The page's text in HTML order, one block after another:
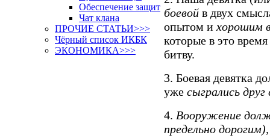
Обеспечение защит
Чат клана
ПРОЧИЕ СТАТЬИ>>>
Чёрный список ИКБК
ЭКОНОМИКА>>>
боевой в двух
опытом и хорошим
которые в это
битву.
3. Боевая девятка
уже сыгрались друг
4. Вооружение
предельно